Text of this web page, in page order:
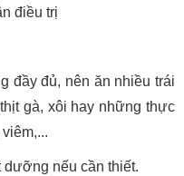
điều trị
đầy đủ, nên ăn nhiều trái
gà, xôi hay những thực
dưỡng nếu cần thiết.